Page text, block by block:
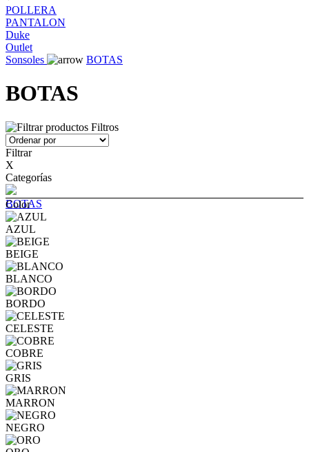
POLLERA
PANTALON
Duke
Outlet
Sonsoles
BOTAS
BOTAS
Filtros
Filtrar
X
Categorías
BOTAS
Color
AZUL
BEIGE
BLANCO
BORDO
CELESTE
COBRE
GRIS
MARRON
NEGRO